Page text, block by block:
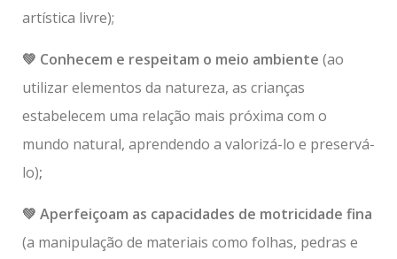
artística livre);
💚 Conhecem e respeitam o meio ambiente (ao
utilizar elementos da natureza, as crianças
estabelecem uma relação mais próxima com o
mundo natural, aprendendo a valorizá-lo e preservá-
lo);
💚 Aperfeiçoam as capacidades de motricidade fina
(a manipulação de materiais como folhas, pedras e